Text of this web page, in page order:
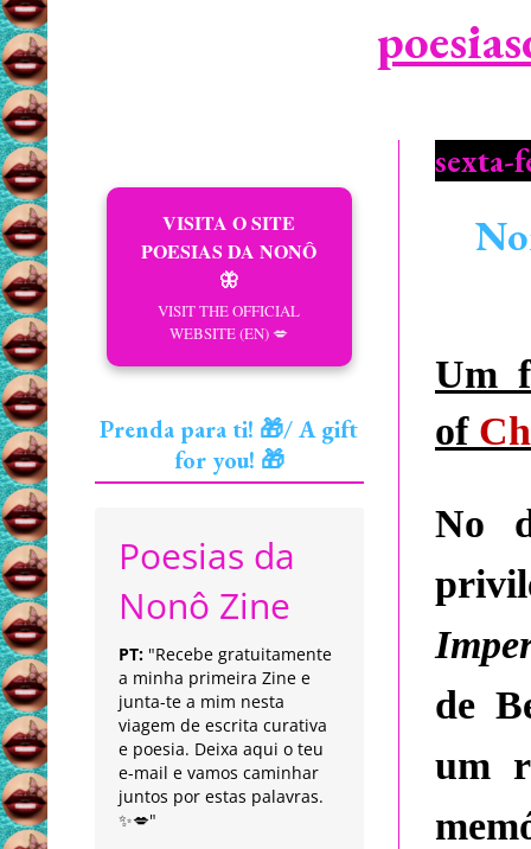
sexta-
Um
of C
No
de
um
VISITA O SITE
POESIAS DA NONÔ
🦋
VISIT THE OFFICIAL
WEBSITE (EN) 💋
Prenda para ti! 🎁/ A gift
for you! 🎁
Poesias da
Nonô Zine
PT: "Recebe gratuitamente
a minha primeira Zine e
junta-te a mim nesta
viagem de escrita curativa
e poesia. Deixa aqui o teu
e-mail e vamos caminhar
juntos por estas palavras.
✨💋"